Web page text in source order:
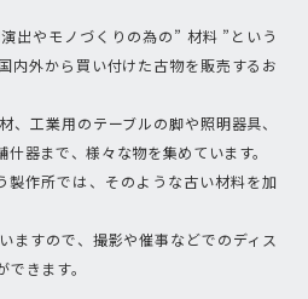
出やモノづくりの為の” 材料 ”という
内外から買い付けた古物を販売するお
、工業用のテーブルの脚や照明器具、
器まで、様々な物を集めています。
作所では、そのような古い材料を加
ますので、撮影や催事などでのディス
きます。